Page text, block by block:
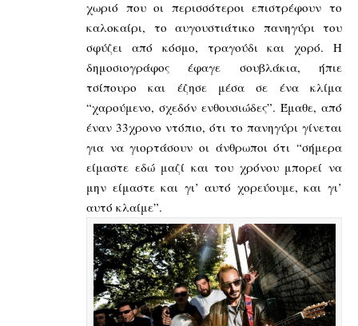
χωριό που οι περισσότεροι επιστρέφουν το
καλοκαίρι, το αυγουστιάτικο πανηγύρι του
σφύζει από κόσμο, τραγούδι και χορό. Η
δημοσιογράφος έφαγε σουβλάκια, ήπιε
τσίπουρο και έζησε μέσα σε ένα κλίμα
“χαρούμενο, σχεδόν ενθουσιώδες”. Έμαθε, από
έναν 33χρονο ντόπιο, ότι το πανηγύρι γίνεται
για να γιορτάσουν οι άνθρωποι ότι “σήμερα
είμαστε εδώ μαζί και του χρόνου μπορεί να
μην είμαστε και γι’ αυτό χορεύουμε, και γι’
αυτό κλαίμε”.